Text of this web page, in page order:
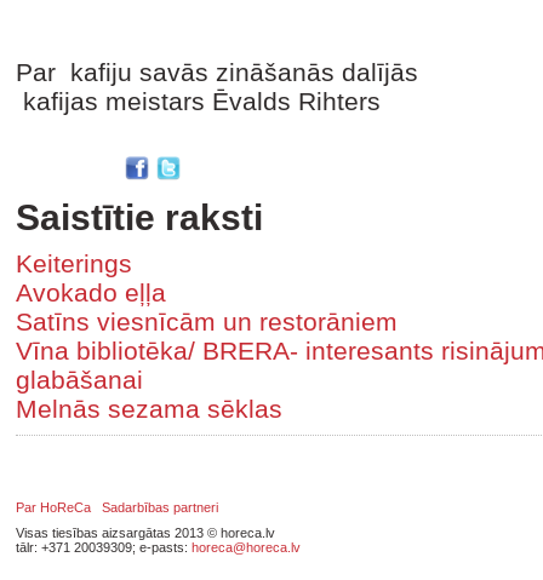
Par kafiju savās zināšanās dalījās
kafijas meistars Ēvalds Rihters
Saistītie raksti
Keiterings
Avokado eļļa
Satīns viesnīcām un restorāniem
Vīna bibliotēka/ BRERA- interesants
glabāšanai
Melnās sezama sēklas
Par HoReCa
Sadarbības partneri
Visas tiesības aizsargātas 2013 © horeca.lv
tālr: +371 20039309; e-pasts: horeca@horeca.lv